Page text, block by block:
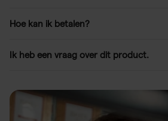
Hoe kan ik betalen?
Ik heb een vraag over dit product.